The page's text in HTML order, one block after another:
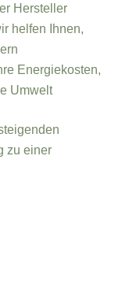
Hersteller
helfen Ihnen,
Energiekosten,
Umwelt
zu einer